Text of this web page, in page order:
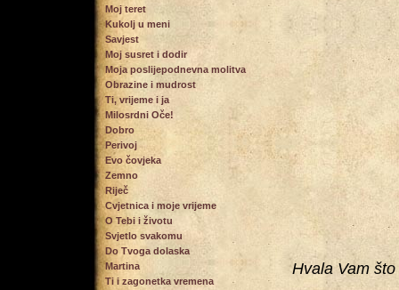
Moj teret
Kukolj u meni
Savjest
Moj susret i dodir
Moja poslijepodnevna molitva
Obrazine i mudrost
Ti, vrijeme i ja
Milosrdni Oče!
Dobro
Perivoj
Evo čovjeka
Zemno
Riječ
Cvjetnica i moje vrijeme
O Tebi i životu
Svjetlo svakomu
Do Tvoga dolaska
Martina
Ti i zagonetka vremena
Hvala Vam što